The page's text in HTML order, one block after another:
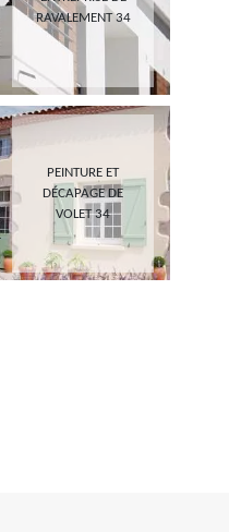
RAVALEMENT 34
PEINTURE ET
DÉCAPAGE DE
VOLET 34